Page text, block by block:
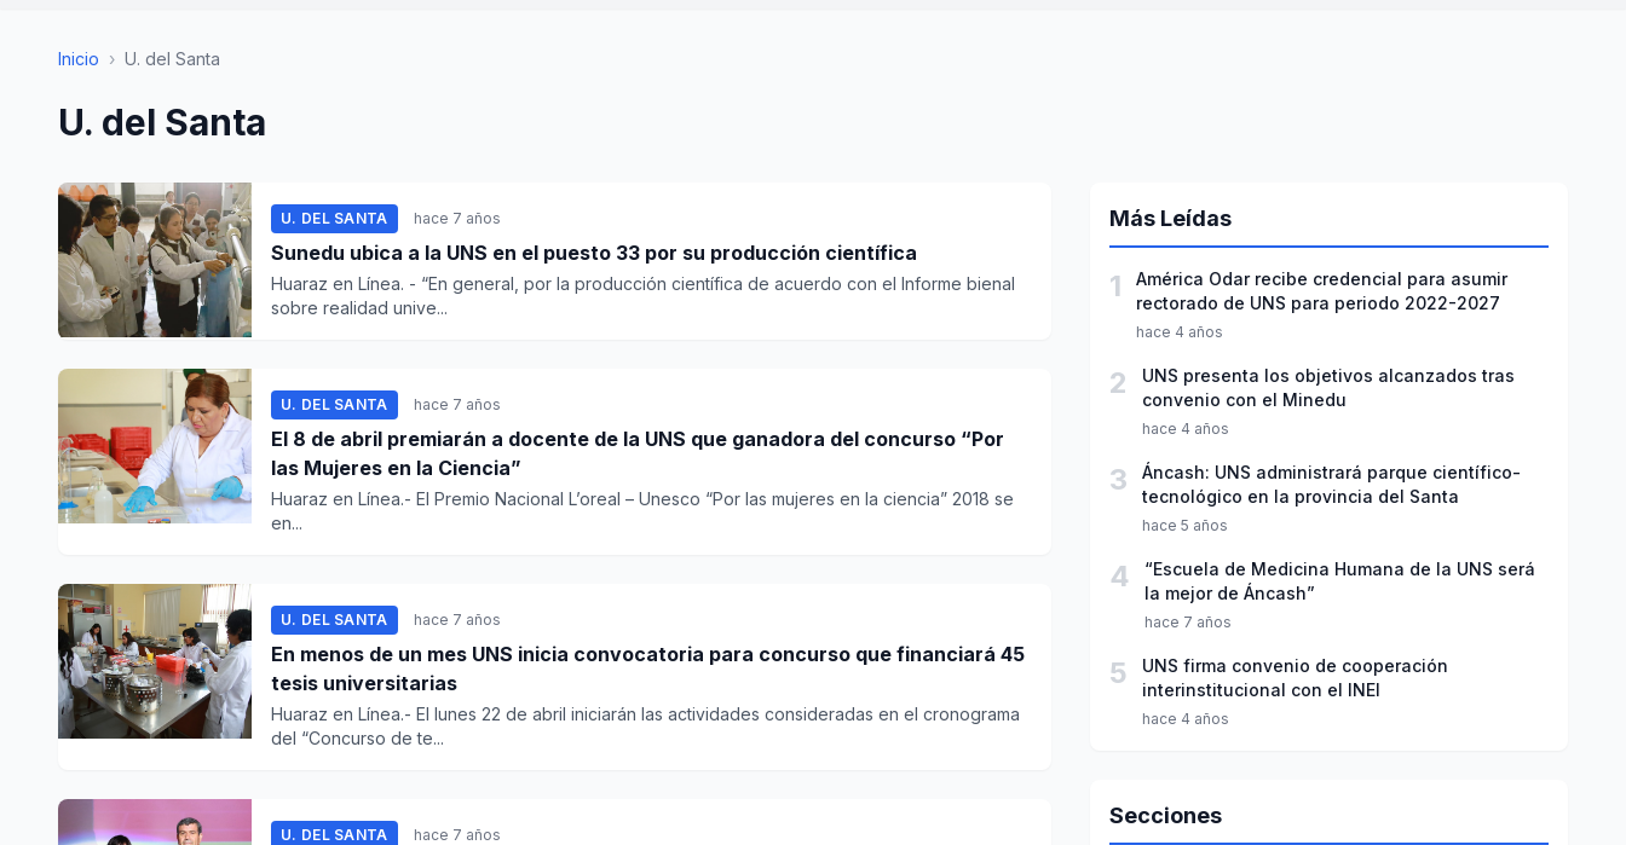
Inicio › U. del Santa
U. del Santa
U. DEL SANTA hace 7 años
Sunedu ubica a la UNS en el puesto 33 por su producción científica
Huaraz en Línea. - “En general, por la producción científica de acuerdo con el Informe bienal
sobre realidad unive...
U. DEL SANTA hace 7 años
El 8 de abril premiarán a docente de la UNS que ganadora del concurso “Por
las Mujeres en la Ciencia”
Huaraz en Línea.- El Premio Nacional L’oreal – Unesco “Por las mujeres en la ciencia” 2018 se
en...
U. DEL SANTA hace 7 años
En menos de un mes UNS inicia convocatoria para concurso que financiará 45
tesis universitarias
Huaraz en Línea.- El lunes 22 de abril iniciarán las actividades consideradas en el cronograma
del “Concurso de te...
U. DEL SANTA hace 7 años
Más Leídas
1
América Odar recibe credencial para asumir
rectorado de UNS para periodo 2022-2027
hace 4 años
2
UNS presenta los objetivos alcanzados tras
convenio con el Minedu
hace 4 años
3
Áncash: UNS administrará parque científico-
tecnológico en la provincia del Santa
hace 5 años
4
“Escuela de Medicina Humana de la UNS será
la mejor de Áncash”
hace 7 años
5
UNS firma convenio de cooperación
interinstitucional con el INEI
hace 4 años
Secciones